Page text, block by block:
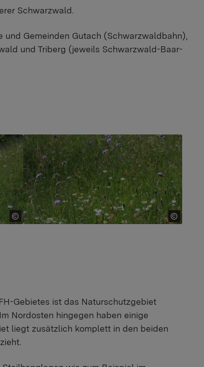
Schwarzwald.
Gemeinden Gutach (Schwarzwaldbahn),
und Triberg (jeweils Schwarzwald-Baar-
Show larger version
Gebietes ist das Naturschutzgebiet
Nordosten hingegen haben einige
liegt zusätzlich komplett in den beiden